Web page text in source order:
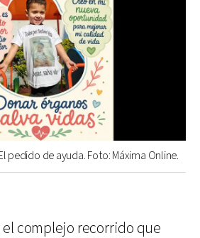
pedido de ayuda. Foto: Máxima Online.
complejo recorrido que